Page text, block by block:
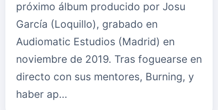
próximo álbum producido por Josu
García (Loquillo), grabado en
Audiomatic Estudios (Madrid) en
noviembre de 2019. Tras foguearse en
directo con sus mentores, Burning, y
haber ap…